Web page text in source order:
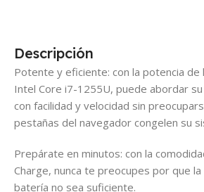
Descripción
Potente y eficiente: con la potencia de
Intel Core i7-1255U, puede abordar
con facilidad y velocidad sin
pestañas del navegador congelen su
Prepárate en minutos: con la
Charge, nunca te preocupes por que la
batería no sea suficiente.